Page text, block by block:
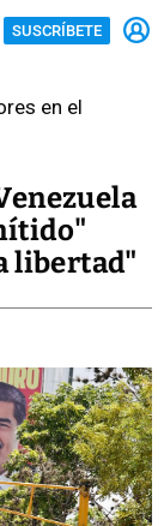
SUSCRÍBETE
en el
libertad"